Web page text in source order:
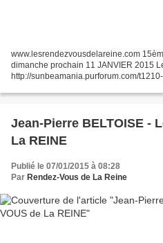
www.lesrendezvousdelareine.com
dimanche prochain 11 JANVIER 2015
http://sunbeamania.purforum.com/
Jean-Pierre BELTOISE -
La REINE
Publié le 07/01/2015 à 08:28
Par Rendez-Vous de La Reine